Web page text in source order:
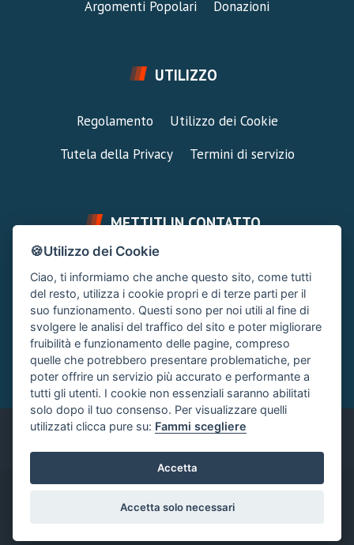
Argomenti Popolari Donazioni
UTILIZZO
Regolamento
Utilizzo dei Cookie
Tutela della Privacy
Termini di servizio
METTITI IN CONTATTO
FAI UNA DOMANDA
Chiedi un Consiglio
Area Ticket
CONTATTA L'AMMINISTRAZIONE
Clicca quì
Italiano
© by ©XenTR | Xenforo Add-ons
🍪Utilizzo dei Cookie
Ciao, ti informiamo che anche questo sito, come tutti
del resto, utilizza i cookie propri e di terze parti per il
suo funzionamento. Questi sono per noi utili al fine di
svolgere le analisi del traffico del sito e poter migliorare
fruibilità e funzionamento delle pagine, compreso
quelle che potrebbero presentare problematiche, per
poter offrire un servizio più accurato e performante a
tutti gli utenti. I cookie non essenziali saranno abilitati
solo dopo il tuo consenso. Per visualizzare quelli
utilizzati clicca pure su: Fammi scegliere
Accetta
Accetta solo necessari